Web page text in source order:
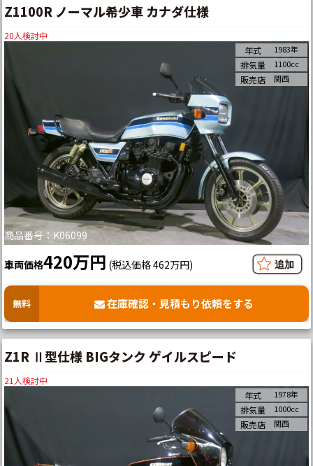
Z1100R ノーマル希少車 カナダ仕様
20人検討中
商品番号：K06099
年式 1983年
排気量 1100cc
販売店 関西
車両価格420万円 (税込価格 462万円)
無料 在庫確認・見積もり依頼をする
Z1R Ⅱ型仕様 BIGタンク ゲイルスピード
21 人検討中
年式 1978年
排気量 1000cc
販売店 関西